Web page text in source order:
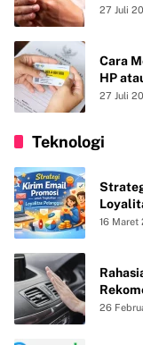
27 Juli
Cara
HP
27 Juli
Teknologi
16 Maret
Freon
26